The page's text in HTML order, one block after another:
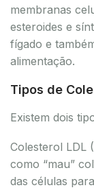
membranas
esteroides e
fígado e
alimentação.
Tipos de
Existem dois
Colesterol LDL
como “mau”
das células